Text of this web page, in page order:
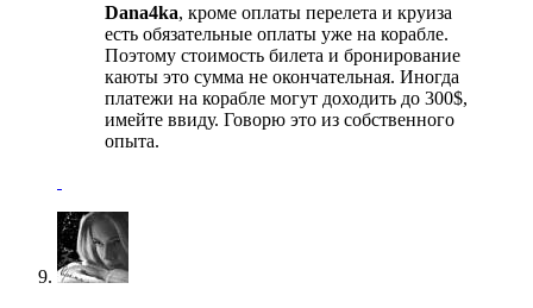
Dana4ka, кроме оплаты перелета и круиза
есть обязательные оплаты уже на корабле.
Поэтому стоимость билета и бронирование
каюты это сумма не окончательная. Иногда
платежи на корабле могут доходить до 300$,
имейте ввиду. Говорю это из собственного
опыта.